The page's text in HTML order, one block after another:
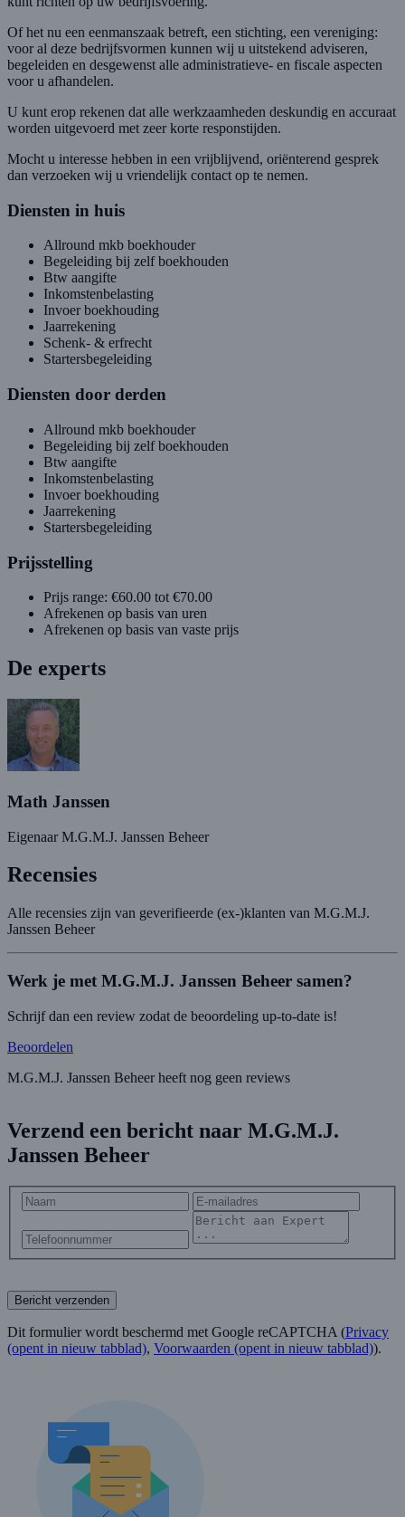
Of het nu een eenmanszaak betreft, een stichting, een vereniging:
voor al deze bedrijfsvormen kunnen wij u uitstekend adviseren,
begeleiden en desgewenst alle administratieve- en fiscale aspecten
voor u afhandelen.
U kunt erop rekenen dat alle werkzaamheden deskundig en accuraat
worden uitgevoerd met zeer korte responstijden.
Mocht u interesse hebben in een vrijblijvend, oriënterend gesprek
dan verzoeken wij u vriendelijk contact op te nemen.
Diensten in huis
Allround mkb boekhouder
Begeleiding bij zelf boekhouden
Btw aangifte
Inkomstenbelasting
Invoer boekhouding
Jaarrekening
Schenk- & erfrecht
Startersbegeleiding
Diensten door derden
Allround mkb boekhouder
Begeleiding bij zelf boekhouden
Btw aangifte
Inkomstenbelasting
Invoer boekhouding
Jaarrekening
Startersbegeleiding
Prijsstelling
Prijs range: €60.00 tot €70.00
Afrekenen op basis van uren
Afrekenen op basis van vaste prijs
De experts
Math Janssen
Eigenaar M.G.M.J. Janssen Beheer
Recensies
Alle recensies zijn van geverifieerde (ex-)klanten van M.G.M.J.
Janssen Beheer
Werk je met M.G.M.J. Janssen Beheer samen?
Schrijf dan een review zodat de beoordeling up-to-date is!
Beoordelen
M.G.M.J. Janssen Beheer heeft nog geen reviews
Verzend een bericht naar M.G.M.J.
Janssen Beheer
Bericht verzenden
Dit formulier wordt beschermd met Google reCAPTCHA (Privacy
(opent in nieuw tabblad), Voorwaarden (opent in nieuw tabblad)).